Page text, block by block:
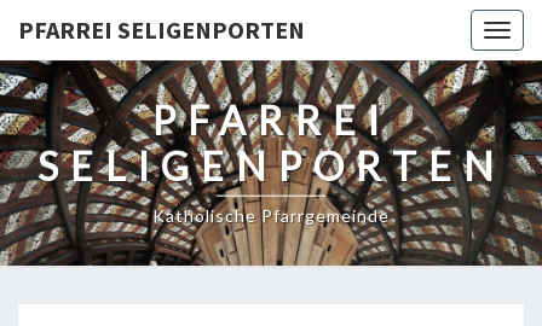
PFARREI SELIGENPORTEN
PFARREI
SELIGENPORTEN
Katholische Pfarrgemeinde